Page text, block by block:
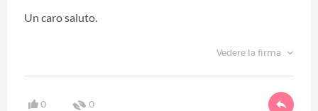
Un caro saluto.
Vedere la firma
0 0